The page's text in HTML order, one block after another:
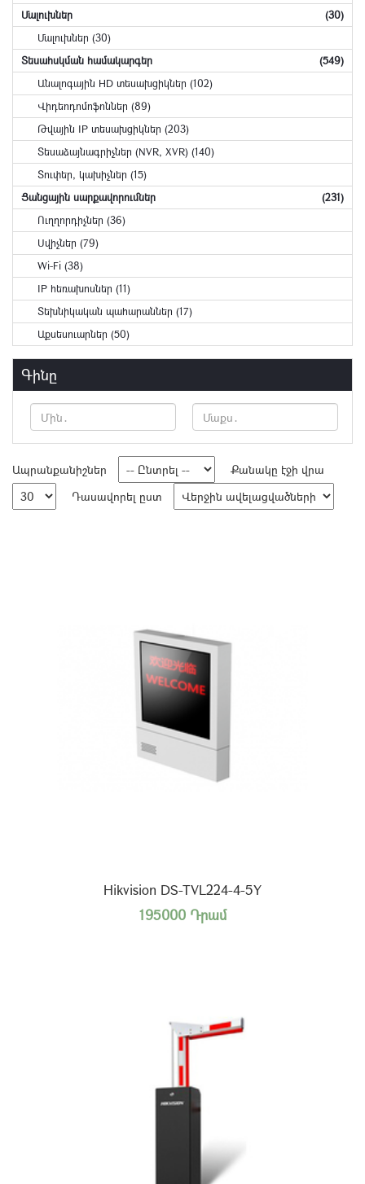
Մալուխներ
(30)
Մալուխներ (30)
Տեսահսկման համակարգեր
(549)
Անալոգային HD տեսախցիկներ (102)
Վիդեոդոմոֆոններ (89)
Թվային IP տեսախցիկներ (203)
Տեսաձայնագրիչներ (NVR, XVR) (140)
Տուփեր, կախիչներ (15)
Ցանցային սարքավորումներ
(231)
Ուղղորդիչներ (36)
Սվիչներ (79)
Wi-Fi (38)
IP հեռախոսներ (11)
Տեխնիկական պահարաններ (17)
Աքսեսուարներ (50)
Գինը
Ապրանքանիշներ
Քանակը էջի վրա
Դասավորել ըստ
Hikvision DS-TVL224-4-5Y
195000 Դրամ